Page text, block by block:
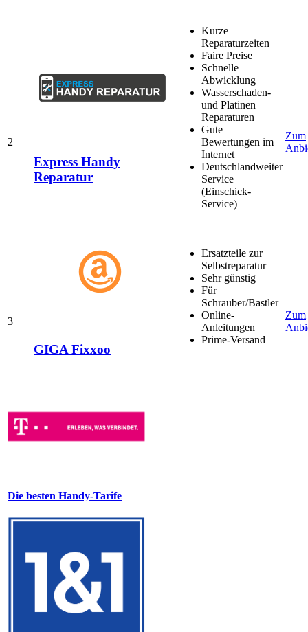
2
Express Handy
Reparatur
Kurze
Reparaturzeiten
Faire Preise
Schnelle
Abwicklung
Wasserschaden-
und Platinen
Reparaturen
Gute
Bewertungen im
Internet
Deutschlandweiter
Service
(Einschick-
Service)
Zum
3
GIGA Fixxoo
Ersatzteile zur
Selbstreparatur
Sehr günstig
Für
Schrauber/Bastler
Online-
Anleitungen
Prime-Versand
Zum
Die besten Handy-Tarife